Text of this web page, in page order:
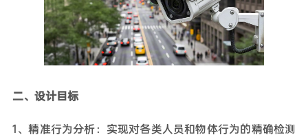
二、设计目标
1、精准行为分析：实现对各类人员和物体行为的精确检测